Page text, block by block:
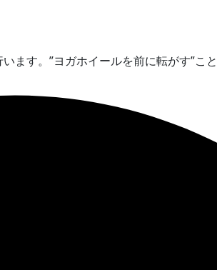
す。”ヨガホイールを前に転がす”こ